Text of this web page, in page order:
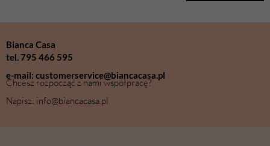
Bianca Casa
tel. 795 466 595
e-mail: customerservice@biancacasa.pl
Chcesz rozpocząć z nami współpracę?
Napisz: info@biancacasa.pl